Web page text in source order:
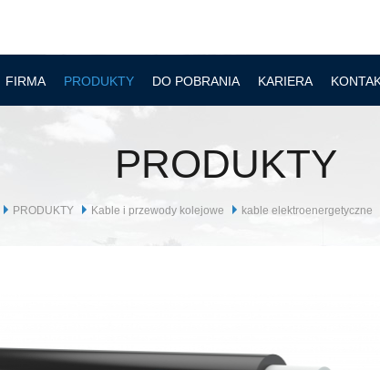
FIRMA PRODUKTY DO POBRANIA KARIERA
PRODUKTY
PRODUKTY Kable i przewody kolejowe kable elektroenergetyczne